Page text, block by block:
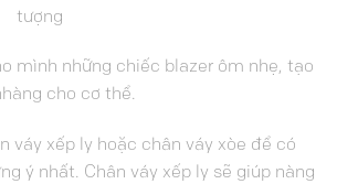
tượng
mình những chiếc blazer ôm nhẹ, tạo
cho cơ thể.
váy xếp ly hoặc chân váy xòe để có
ý nhất. Chân váy xếp ly sẽ giúp nàng